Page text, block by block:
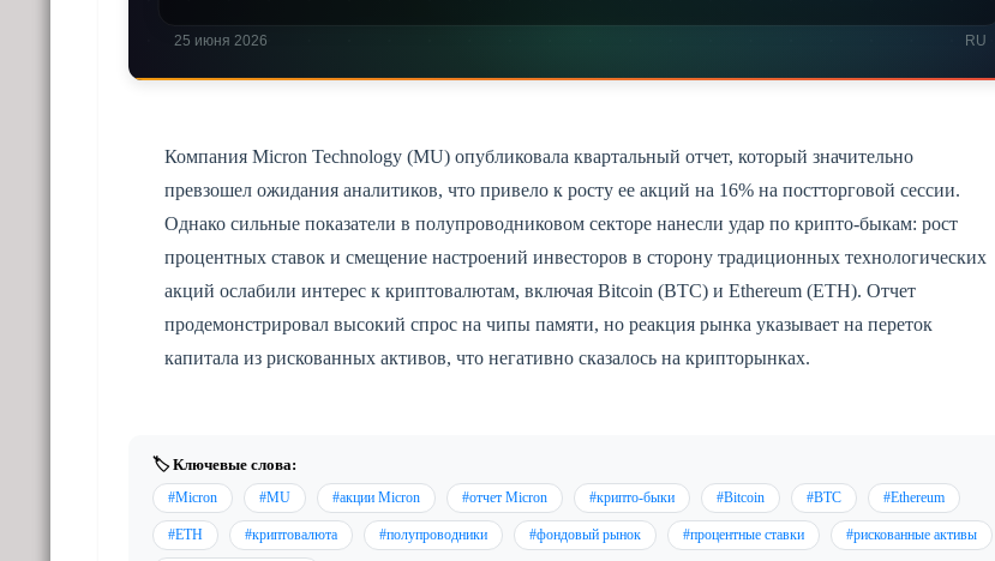
Компания Micron Technology (MU) опубликовала квартальный отчет, который значительно
превзошел ожидания аналитиков, что привело к росту ее акций на 16% на постторговой сессии.
Однако сильные показатели в полупроводниковом секторе нанесли удар по крипто-быкам: рост
процентных ставок и смещение настроений инвесторов в сторону традиционных технологических
акций ослабили интерес к криптовалютам, включая Bitcoin (BTC) и Ethereum (ETH). Отчет
продемонстрировал высокий спрос на чипы памяти, но реакция рынка указывает на переток
капитала из рискованных активов, что негативно сказалось на крипторынках.
🏷️ Ключевые слова:
#Micron #MU #акции Micron #отчет Micron #крипто-быки #Bitcoin #BTC #Ethereum
#ETH #криптовалюта #полупроводники #фондовый рынок #процентные ставки #рискованные активы